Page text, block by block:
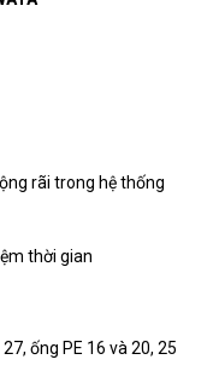
rãi trong hệ thống
thời gian
ống PE 16 và 20, 25